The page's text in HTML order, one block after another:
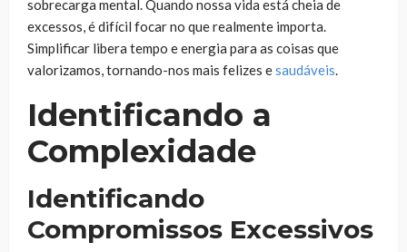
sobrecarga mental. Quando nossa vida está cheia de
excessos, é difícil focar no que realmente importa.
Simplificar libera tempo e energia para as coisas que
valorizamos, tornando-nos mais felizes esaudáveis.
Identificando a
Complexidade
Identificando
Compromissos Excessivos